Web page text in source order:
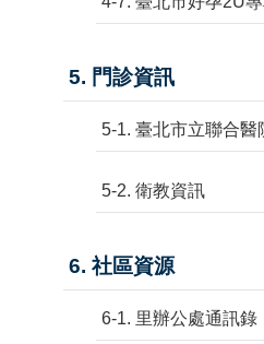
5. 門診資訊
5-1. 臺北市立聯合醫
5-2. 衛教資訊
6. 社區資源
6-1. 里辦公處通訊錄